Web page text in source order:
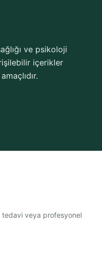
ve psikoloji
içerikler
tedavi veya profesyonel